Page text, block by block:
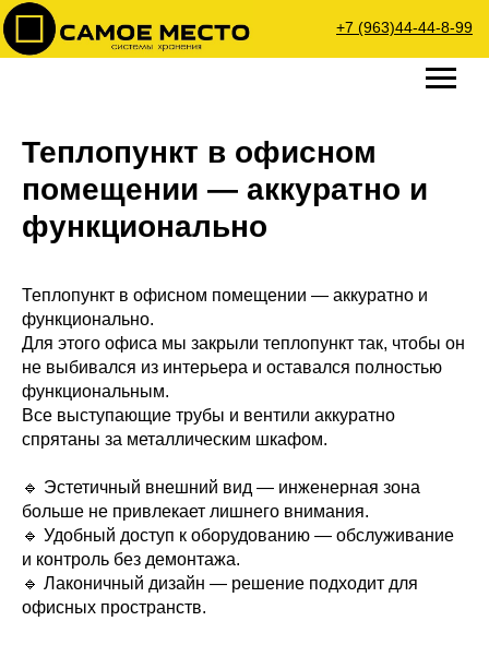
Теплопункт в офисном
помещении — аккуратно и
функционально
Теплопункт в офисном помещении — аккуратно и
функционально.
Для этого офиса мы закрыли теплопункт так, чтобы он
не выбивался из интерьера и оставался полностью
функциональным.
Все выступающие трубы и вентили аккуратно
спрятаны за металлическим шкафом.
🔹 Эстетичный внешний вид — инженерная зона
больше не привлекает лишнего внимания.
🔹 Удобный доступ к оборудованию — обслуживание
и контроль без демонтажа.
🔹 Лаконичный дизайн — решение подходит для
офисных пространств.